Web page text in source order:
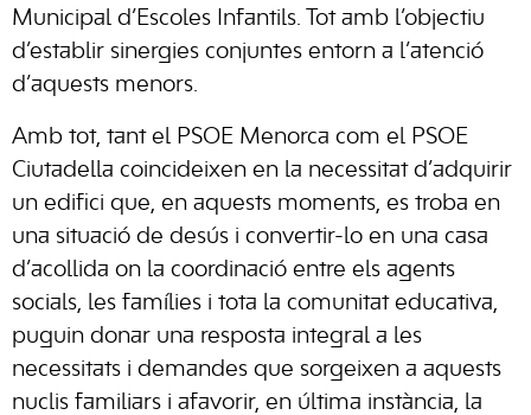
Municipal d’Escoles Infantils. Tot amb l’objectiu
d’establir sinergies conjuntes entorn a l’atenció
d’aquests menors.
Amb tot, tant el PSOE Menorca com el PSOE
Ciutadella coincideixen en la necessitat d’adquirir
un edifici que, en aquests moments, es troba en
una situació de desús i convertir-lo en una casa
d’acollida on la coordinació entre els agents
socials, les famílies i tota la comunitat educativa,
puguin donar una resposta integral a les
necessitats i demandes que sorgeixen a aquests
nuclis familiars i afavorir, en última instància, la